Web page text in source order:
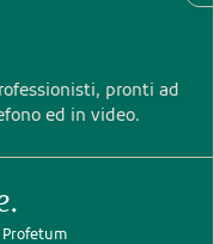
pronti ad
ed in video.
Profetum